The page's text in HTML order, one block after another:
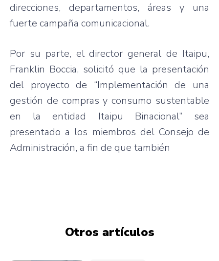
direcciones, departamentos, áreas y una
fuerte campaña comunicacional.
Por su parte, el director general de Itaipu,
Franklin Boccia, solicitó que la presentación
del proyecto de “Implementación de una
gestión de compras y consumo sustentable
en la entidad Itaipu Binacional” sea
presentado a los miembros del Consejo de
Administración, a fin de que también
Otros artículos